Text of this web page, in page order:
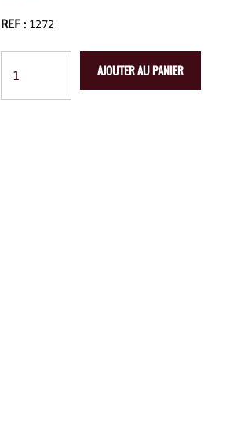
REF : 1272
AJOUTER AU PANIER